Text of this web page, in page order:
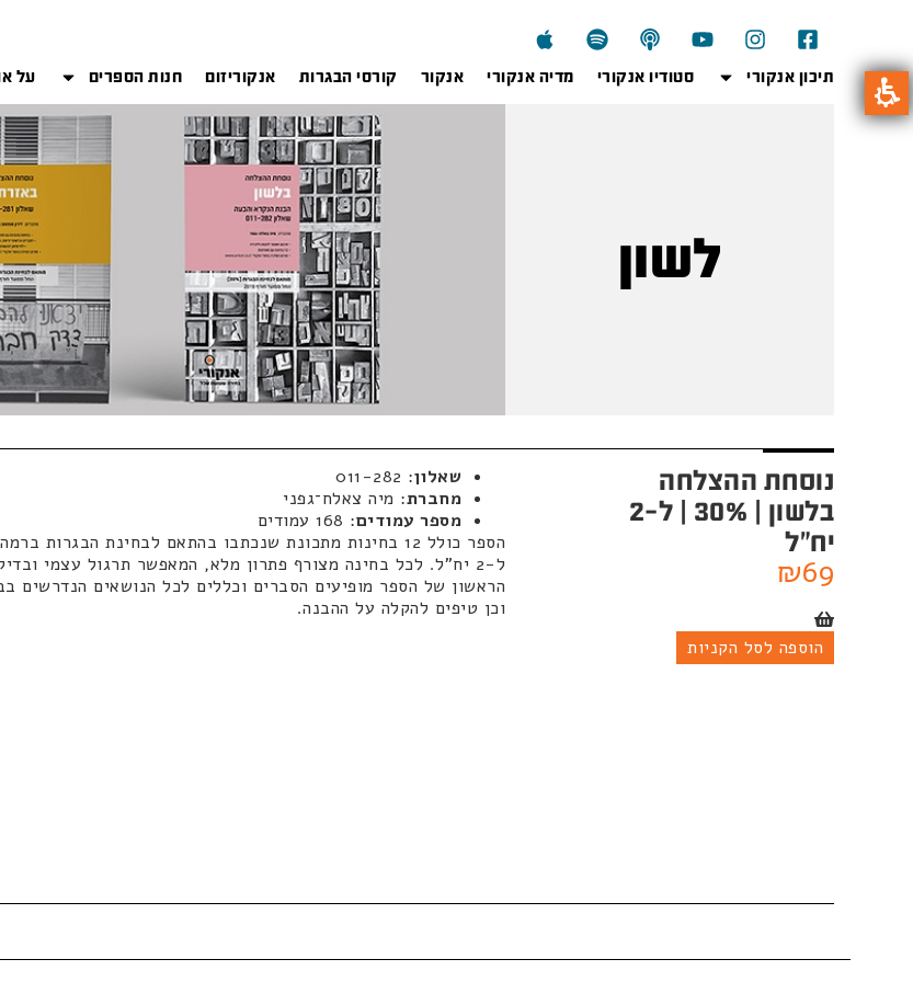
תיכון אנקורי סטודיו אנקורי מדיה אנקורי אנקור קורסי הבגרות אנקוריזום חנות הספרים על
לשון
נוסחת ההצלחה
בלשון | 30% | ל-2
יח"ל
₪69
הוספה לסל הקניות
שאלון: 011-282
מחברת: מיה צאלח־גפני
מספר עמודים: 168 עמודים
ל-2 יח"ל. לכל בחינה מצורף פתרון מלא, המאפשר תרגול עצמי
הראשון של הספר מופיעים הסברים וכללים לכל הנושאים הנדרשים
וכן טיפים להקלה על ההבנה.